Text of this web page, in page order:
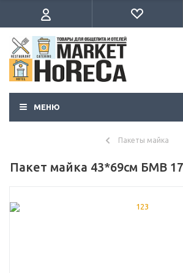
МЕНЮ
Пакеты майка
Пакет майка 43*69см БМВ